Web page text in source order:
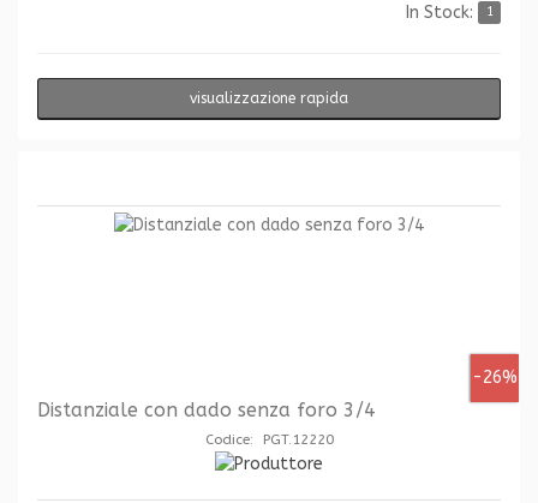
In Stock: 1
visualizzazione rapida
-26%
Distanziale con dado senza foro 3/4
Codice: PGT.12220